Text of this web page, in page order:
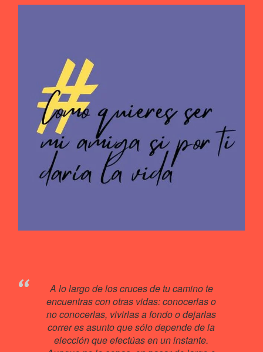
A lo largo de los cruces de tu camino te
encuentras con otras vidas: conocerlas o
no conocerlas, vivirlas a fondo o dejarlas
correr es asunto que sólo depende de la
elección que efectúas en un instante.